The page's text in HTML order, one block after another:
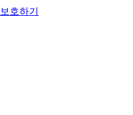
호하기